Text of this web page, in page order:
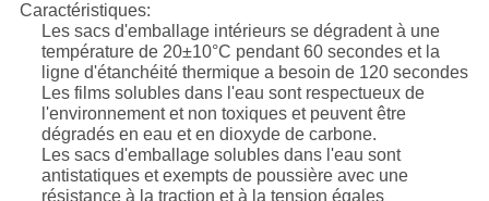
Caractéristiques:
Les sacs d'emballage intérieurs se dégradent à une
température de 20±10°C pendant 60 secondes et la
ligne d'étanchéité thermique a besoin de 120 secondes
Les films solubles dans l'eau sont respectueux de
l'environnement et non toxiques et peuvent être
dégradés en eau et en dioxyde de carbone.
Les sacs d'emballage solubles dans l'eau sont
antistatiques et exempts de poussière avec une
résistance à la traction et à la tension égales